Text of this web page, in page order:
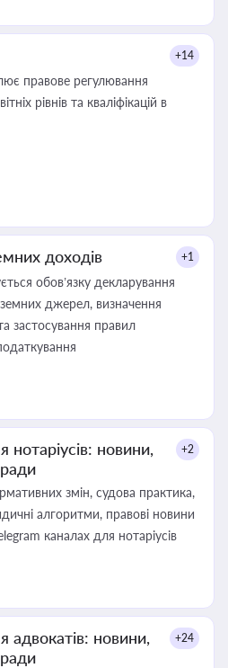
+14
правове регулювання
рівнів та кваліфікацій в
доходів +1
обов’язку декларування
джерел, визначення
застосування правил
новини,
+2
змін, судова практика,
алгоритми, правові новини
каналах для нотаріусів
адвокатів: новини,
+24